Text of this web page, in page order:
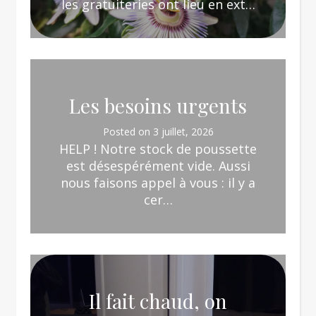
les gratuiteries ont lieu en ext…
Les besoins urgents
Posted on 3 juillet, 2026
HELP ! Notre stock de poussette
est désespérément vide. Aussi
nous faisons appel à vous : il y a
cer…
Il fait chaud, on